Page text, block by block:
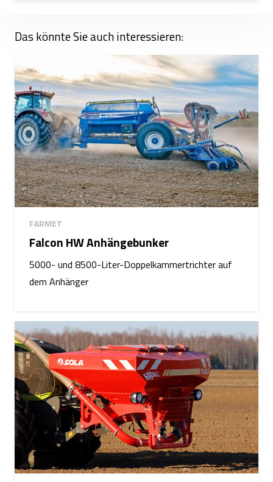
Das könnte Sie auch interessieren:
FARMET
Falcon HW Anhängebunker
5000- und 8500-Liter-Doppelkammertrichter auf
dem Anhänger